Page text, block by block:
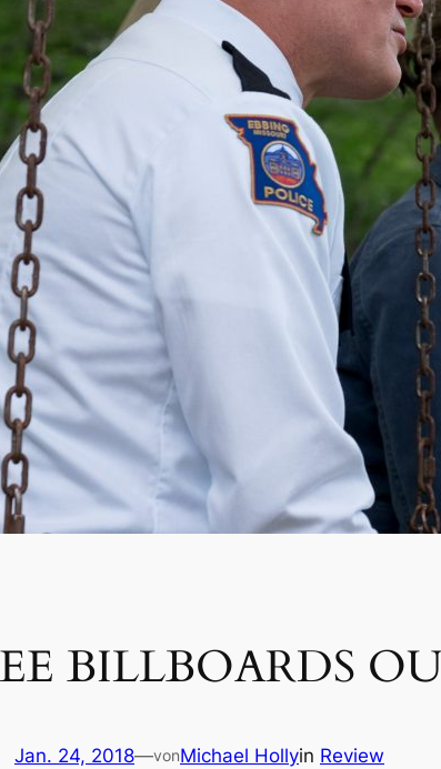
BILLBOARDS
Jan. 24, 2018—vonMichael Hollyin Review